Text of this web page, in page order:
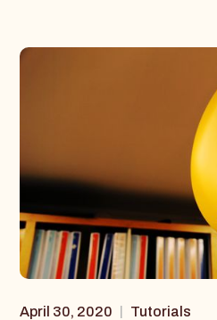
April 30, 2020 Tutorials